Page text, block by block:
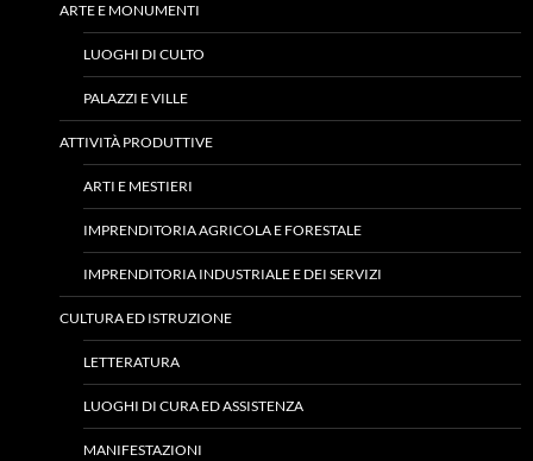
ARTE E MONUMENTI
LUOGHI DI CULTO
PALAZZI E VILLE
ATTIVITÀ PRODUTTIVE
ARTI E MESTIERI
IMPRENDITORIA AGRICOLA E FORESTALE
IMPRENDITORIA INDUSTRIALE E DEI SERVIZI
CULTURA ED ISTRUZIONE
LETTERATURA
LUOGHI DI CURA ED ASSISTENZA
MANIFESTAZIONI